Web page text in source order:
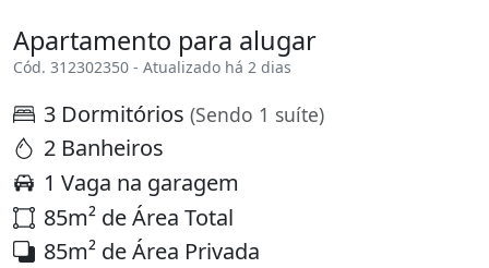
Apartamento para alugar
Cód. 312302350 - Atualizado há 2 dias
3 Dormitórios (Sendo 1 suíte)
2 Banheiros
1 Vaga na garagem
85m² de Área Total
85m² de Área Privada